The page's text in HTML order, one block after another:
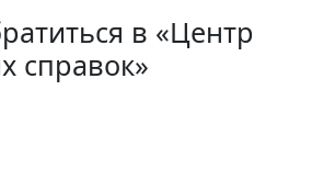
в «Центр
справок»